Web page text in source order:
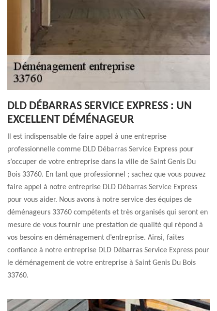
DLD DÉBARRAS SERVICE EXPRESS : UN
EXCELLENT DÉMÉNAGEUR
Il est indispensable de faire appel à une entreprise
professionnelle comme DLD Débarras Service Express pour
s’occuper de votre entreprise dans la ville de Saint Genis Du
Bois 33760. En tant que professionnel ; sachez que vous pouvez
faire appel à notre entreprise DLD Débarras Service Express
pour vous aider. Nous avons à notre service des équipes de
déménageurs 33760 compétents et très organisés qui seront en
mesure de vous fournir une prestation de qualité qui répond à
vos besoins en déménagement d’entreprise. Ainsi, faites
confiance à notre entreprise DLD Débarras Service Express pour
le déménagement de votre entreprise à Saint Genis Du Bois
33760.